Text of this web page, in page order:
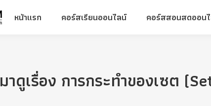
หน้าแรก คอร์สเรียนออนไลน์ คอร์สสอนสดออน
มาดูเรื่อง การกระทำของเซต
หน้าแรก คอร์สเรียนออนไลน์ คอร์สสอนสดออน